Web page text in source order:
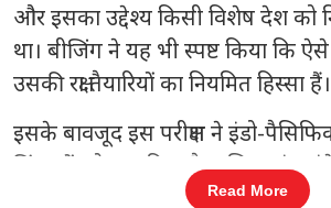
और इसका उद्देश्य किसी विशेष देश को
था। बीजिंग ने यह भी स्पष्ट किया कि
उसकी रक्षा तैयारियों का नियमित हिस्सा हैं।
इसके बावजूद इस परीक्षण ने इंडो-पैसिफिक
चिंताओं को बढ़ा दिया है। दक्षिण प्रशांत
मुक्त क्षेत्र के रूप में जाना जाता है और
Read More